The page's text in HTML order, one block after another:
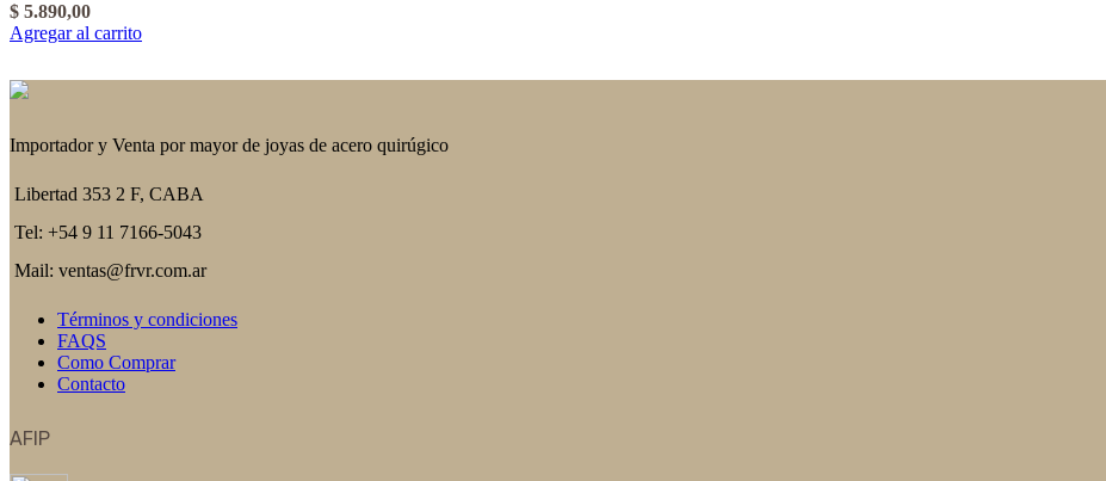
$ 5.890,00
Agregar al carrito
Importador y Venta por mayor de joyas de acero quirúgico
Libertad 353 2 F, CABA
Tel: +54 9 11 7166-5043
Mail: ventas@frvr.com.ar
Términos y condiciones
FAQS
Como Comprar
Contacto
AFIP